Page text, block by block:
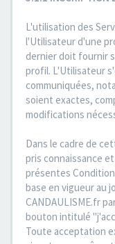
L'utilisation des
l'Utilisateur d'une
dernier doit fournir
profil. L'Utilisateur
communiquées,
soient exactes,
modifications
Dans le cadre de
pris connaissance
présentes
base en vigueur au
CANDAULISME.fr
bouton intitulé
Toute acceptation